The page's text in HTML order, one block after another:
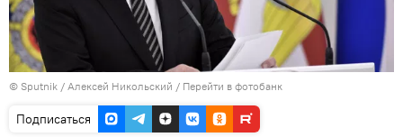
© Sputnik / Алексей Никольский / Перейти в фотобанк
Подписаться